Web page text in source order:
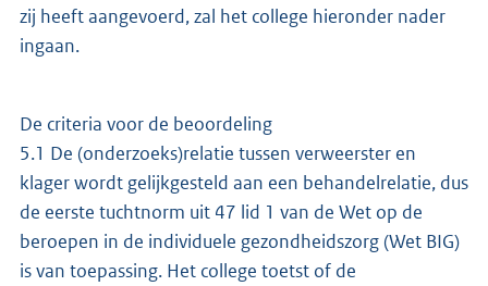
zij heeft aangevoerd, zal het college hieronder nader
ingaan.
De criteria voor de beoordeling
5.1 De (onderzoeks)relatie tussen verweerster en
klager wordt gelijkgesteld aan een behandelrelatie, dus
de eerste tuchtnorm uit 47 lid 1 van de Wet op de
beroepen in de individuele gezondheidszorg (Wet BIG)
is van toepassing. Het college toetst of de